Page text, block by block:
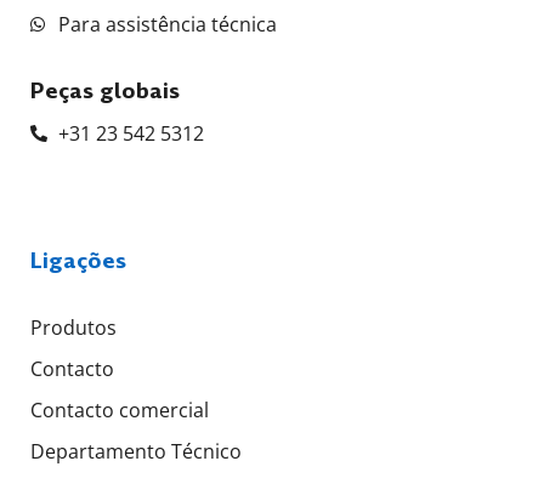
Para assistência técnica
Peças globais
+31 23 542 5312
Ligações
Produtos
Contacto
Contacto comercial
Departamento Técnico